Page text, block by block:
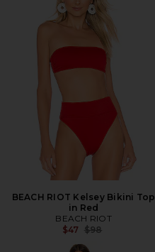
BEACH RIOT Kelsey Bikini Top
in Red
BEACH RIOT
$47 전 가격:
$98